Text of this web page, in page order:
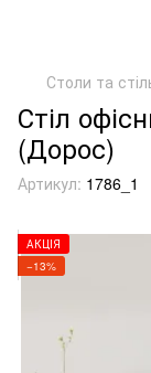
Столи та
Стіл
(Дорос)
Артикул: 1786_1
АКЦІЯ
−13%